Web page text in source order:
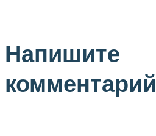
Напишите
комментарий